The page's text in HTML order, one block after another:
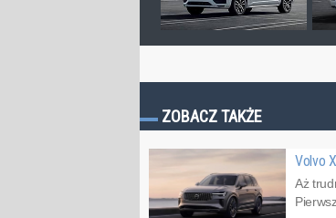
ZOBACZ TAKŻE
Volvo
Aż